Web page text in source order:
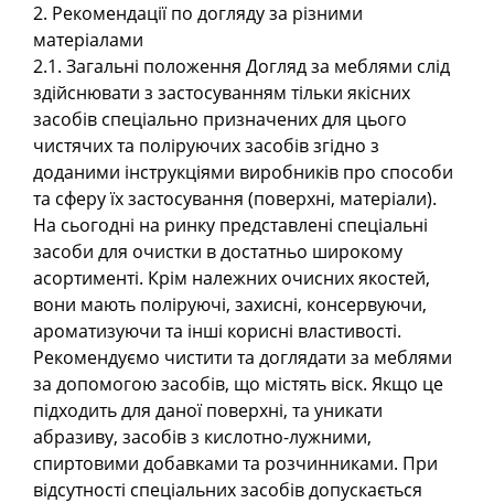
2. Рекомендації по догляду за різними
матеріалами
2.1. Загальні положення Догляд за меблями слід
здійснювати з застосуванням тільки якісних
засобів спеціально призначених для цього
чистячих та поліруючих засобів згідно з
доданими інструкціями виробників про способи
та сферу їх застосування (поверхні, матеріали).
На сьогодні на ринку представлені спеціальні
засоби для очистки в достатньо широкому
асортименті. Крім належних очисних якостей,
вони мають поліруючі, захисні, консервуючи,
ароматизуючи та інші корисні властивості.
Рекомендуємо чистити та доглядати за меблями
за допомогою засобів, що містять віск. Якщо це
підходить для даної поверхні, та уникати
абразиву, засобів з кислотно-лужними,
спиртовими добавками та розчинниками. При
відсутності спеціальних засобів допускається